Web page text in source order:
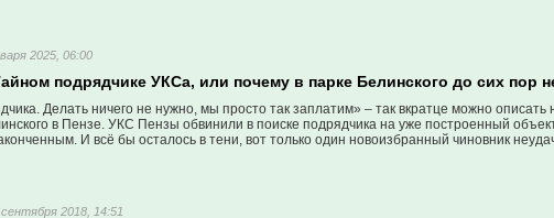
2025, 06:00
подрядчике УКСа, или почему в парке Белинского до сих пор
Делать ничего не нужно, мы просто так заплатим» – так вкратце можно
в Пензе. УКС Пензы обвинили в поиске подрядчика на уже построенный
И всё бы осталось в тени, вот только один новоизбранный чиновник
2018, 14:51